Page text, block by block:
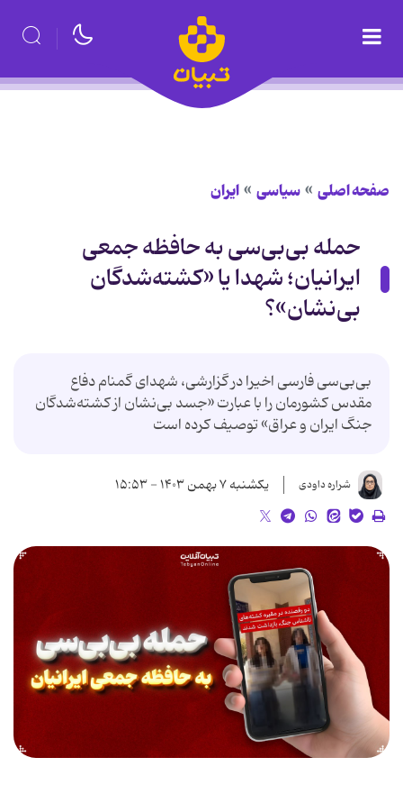
صفحه اصلی سیاسی ایران
حمله بی‌بی‌سی به حافظه جمعی
ایرانیان؛ شهدا یا «کشته‌شدگان
بی‌نشان»؟
بی‌بی‌سی فارسی اخیرا در گزارشی، شهدای گمنام دفاع
مقدس کشورمان را با عبارت «جسد بی‌نشان از کشته‌شدگان
جنگ ایران و عراق» توصیف کرده است
شراره داودی یکشنبه ۷ بهمن ۱۴۰۳ - ۱۵:۵۳